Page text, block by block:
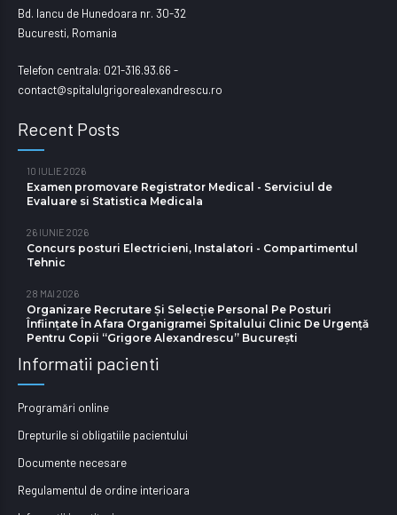
Bd. Iancu de Hunedoara nr. 30-32
Bucuresti, Romania
Telefon centrala: 021-316.93.66 -
contact@spitalulgrigorealexandrescu.ro
Recent Posts
10 IULIE 2026
Examen promovare Registrator Medical - Serviciul de
Evaluare si Statistica Medicala
26 IUNIE 2026
Concurs posturi Electricieni, Instalatori - Compartimentul
Tehnic
28 MAI 2026
Organizare Recrutare Și Selecție Personal Pe Posturi
Înființate În Afara Organigramei Spitalului Clinic De Urgență
Pentru Copii “Grigore Alexandrescu” Bucureşti
Informatii pacienti
Programări online
Drepturile si obligatiile pacientului
Documente necesare
Regulamentul de ordine interioara